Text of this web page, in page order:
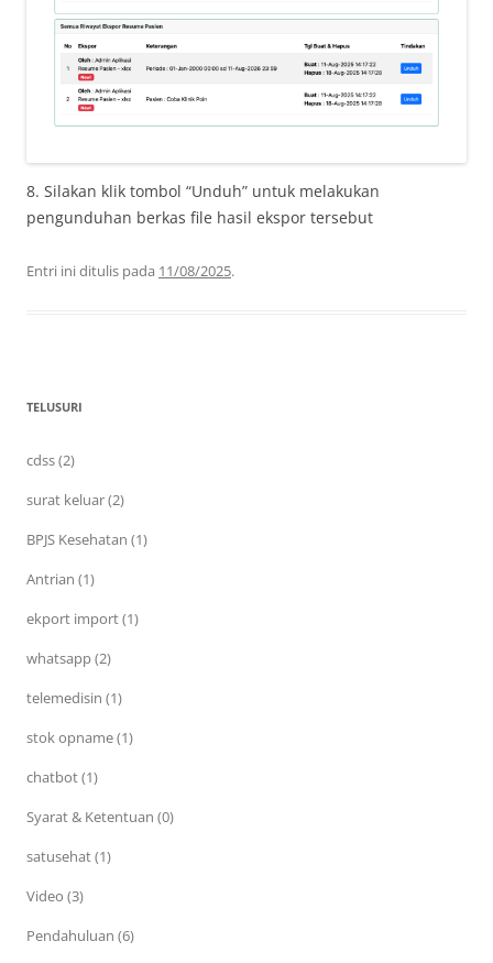
8. Silakan klik tombol “Unduh” untuk melakukan
pengunduhan berkas file hasil ekspor tersebut
Entri ini ditulis pada 11/08/2025.
TELUSURI
cdss (2)
surat keluar (2)
BPJS Kesehatan (1)
Antrian (1)
ekport import (1)
whatsapp (2)
telemedisin (1)
stok opname (1)
chatbot (1)
Syarat & Ketentuan (0)
satusehat (1)
Video (3)
Pendahuluan (6)